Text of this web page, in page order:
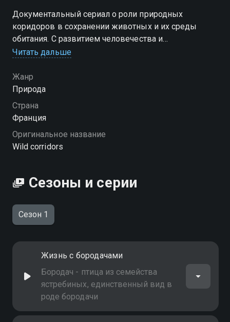
Документальный сериал о роли природных
коридоров в сохранении животных и их среды
обитания. С развитием человечества и
расширением сфер своей деятельности люди часто
использовались животными для миграции и охоты…
Читать дальше
Жанр
Природа
Страна
Франция
Оригинальное название
Wild corridors
Сезоны и серии
Сезон 1
Жизнь с бородачами
Бородач - птица из семейства
ястребиных, единственный вид в
роде бородачи